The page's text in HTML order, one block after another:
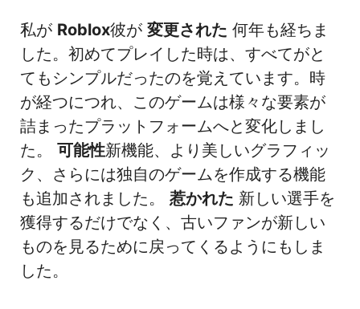
私が Roblox彼が 変更された 何年も経ちま
した。初めてプレイした時は、すべてがと
てもシンプルだったのを覚えています。時
が経つにつれ、このゲームは様々な要素が
詰まったプラットフォームへと変化しまし
た。 可能性新機能、より美しいグラフィッ
ク、さらには独自のゲームを作成する機能
も追加されました。 惹かれた 新しい選手を
獲得するだけでなく、古いファンが新しい
ものを見るために戻ってくるようにもしま
した。